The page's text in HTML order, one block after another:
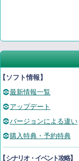
ソフト情報】
最新情報一覧
アップデート
バージョンによる違い
購入特典・予約特典
シナリオ・イベント攻略】